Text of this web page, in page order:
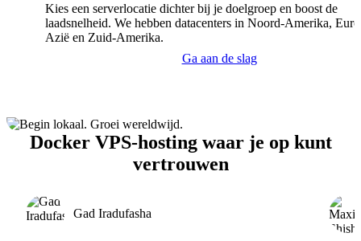
Kies een serverlocatie dichter bij je doelgroep en boost de
laadsnelheid. We hebben datacenters in Noord-Amerika,
Azië en Zuid-Amerika.
Ga aan de slag
Docker VPS-hosting waar je op kunt
vertrouwen
Gad Iradufasha